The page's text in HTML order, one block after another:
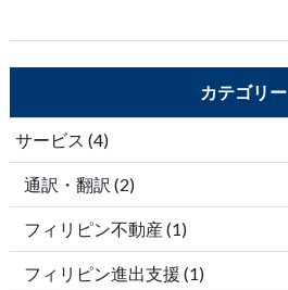
カテゴリー
サービス (4)
通訳・翻訳 (2)
フィリピン不動産(1)
フィリピン進出支援 (1)